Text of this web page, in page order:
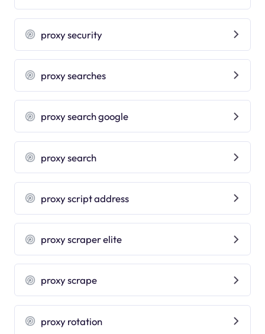
proxy security
proxy searches
proxy search google
proxy search
proxy script address
proxy scraper elite
proxy scrape
proxy rotation